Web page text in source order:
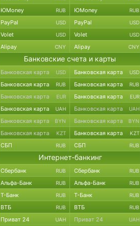
ЮMoney RUB ЮMoney RUB
PayPal USD PayPal USD
Volet USD Volet USD
Alipay CNY Alipay CNY
Банковские счета и карты
Банковская карта USD Банковская карта USD
Банковская карта RUB Банковская карта RUB
Банковская карта EUR Банковская карта EUR
Банковская карта UAH Банковская карта UAH
Банковская карта BYN Банковская карта BYN
Банковская карта KZT Банковская карта KZT
СБП RUB СБП RUB
Интернет-банкинг
Сбербанк RUB Сбербанк RUB
Альфа-Банк RUB Альфа-Банк RUB
Т-Банк RUB Т-Банк RUB
ВТБ RUB ВТБ RUB
Приват 24 UAH Приват 24 UAH